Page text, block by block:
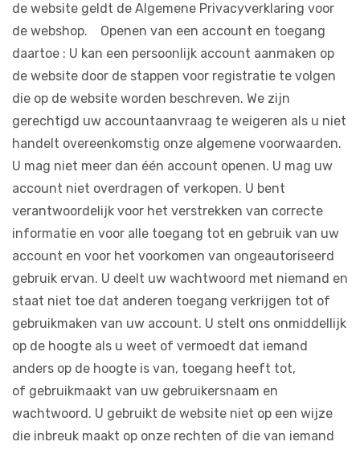
de website geldt de Algemene Privacyverklaring voor
de webshop. Openen van een account en toegang
daartoe : U kan een persoonlijk account aanmaken op
de website door de stappen voor registratie te volgen
die op de website worden beschreven. We zijn
gerechtigd uw accountaanvraag te weigeren als u niet
handelt overeenkomstig onze algemene voorwaarden.
U mag niet meer dan één account openen. U mag uw
account niet overdragen of verkopen. U bent
verantwoordelijk voor het verstrekken van correcte
informatie en voor alle toegang tot en gebruik van uw
account en voor het voorkomen van ongeautoriseerd
gebruik ervan. U deelt uw wachtwoord met niemand en
staat niet toe dat anderen toegang verkrijgen tot of
gebruikmaken van uw account. U stelt ons onmiddellijk
op de hoogte als u weet of vermoedt dat iemand
anders op de hoogte is van, toegang heeft tot,
of gebruikmaakt van uw gebruikersnaam en
wachtwoord. U gebruikt de website niet op een wijze
die inbreuk maakt op onze rechten of die van iemand